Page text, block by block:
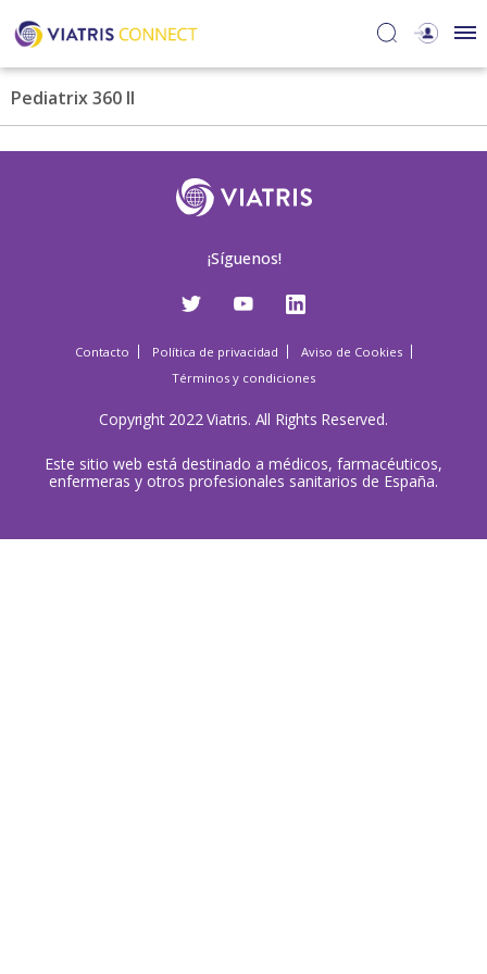
Pediatrix 360 II
¡Síguenos!
Contacto Política de privacidad
Aviso de Cookies
Términos y condiciones
Copyright 2022 Viatris. All Rights Reserved.
Este sitio web está destinado a médicos, farmacéuticos,
enfermeras y otros profesionales sanitarios de España.